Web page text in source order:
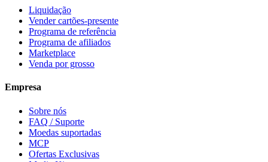
Liquidação
Vender cartões-presente
Programa de referência
Programa de afiliados
Marketplace
Venda por grosso
Empresa
Sobre nós
FAQ / Suporte
Moedas suportadas
MCP
Ofertas Exclusivas